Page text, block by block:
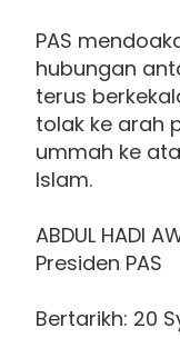
PAS
hubungan
terus
tolak ke arah
ummah ke
Islam.
ABDUL HADI
Presiden PAS
Bertarikh: 20